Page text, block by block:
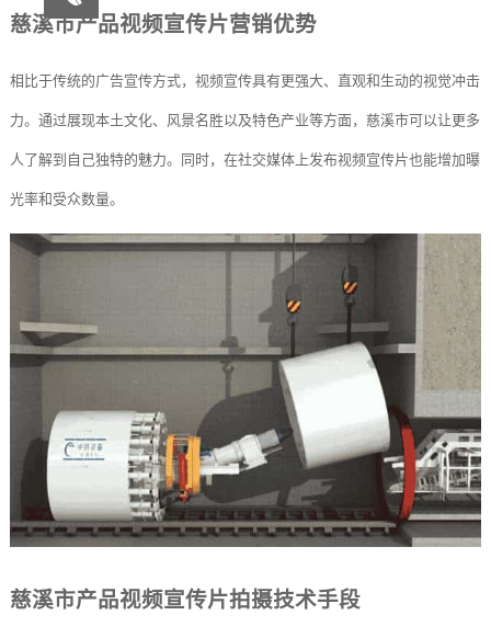
慈溪市产品视频宣传片营销优势
相比于传统的广告宣传方式，视频宣传具有更强大、直观和生动的视觉冲击
力。通过展现本土文化、风景名胜以及特色产业等方面，慈溪市可以让更多
人了解到自己独特的魅力。同时，在社交媒体上发布视频宣传片也能增加曝
光率和受众数量。
慈溪市产品视频宣传片拍摄技术手段